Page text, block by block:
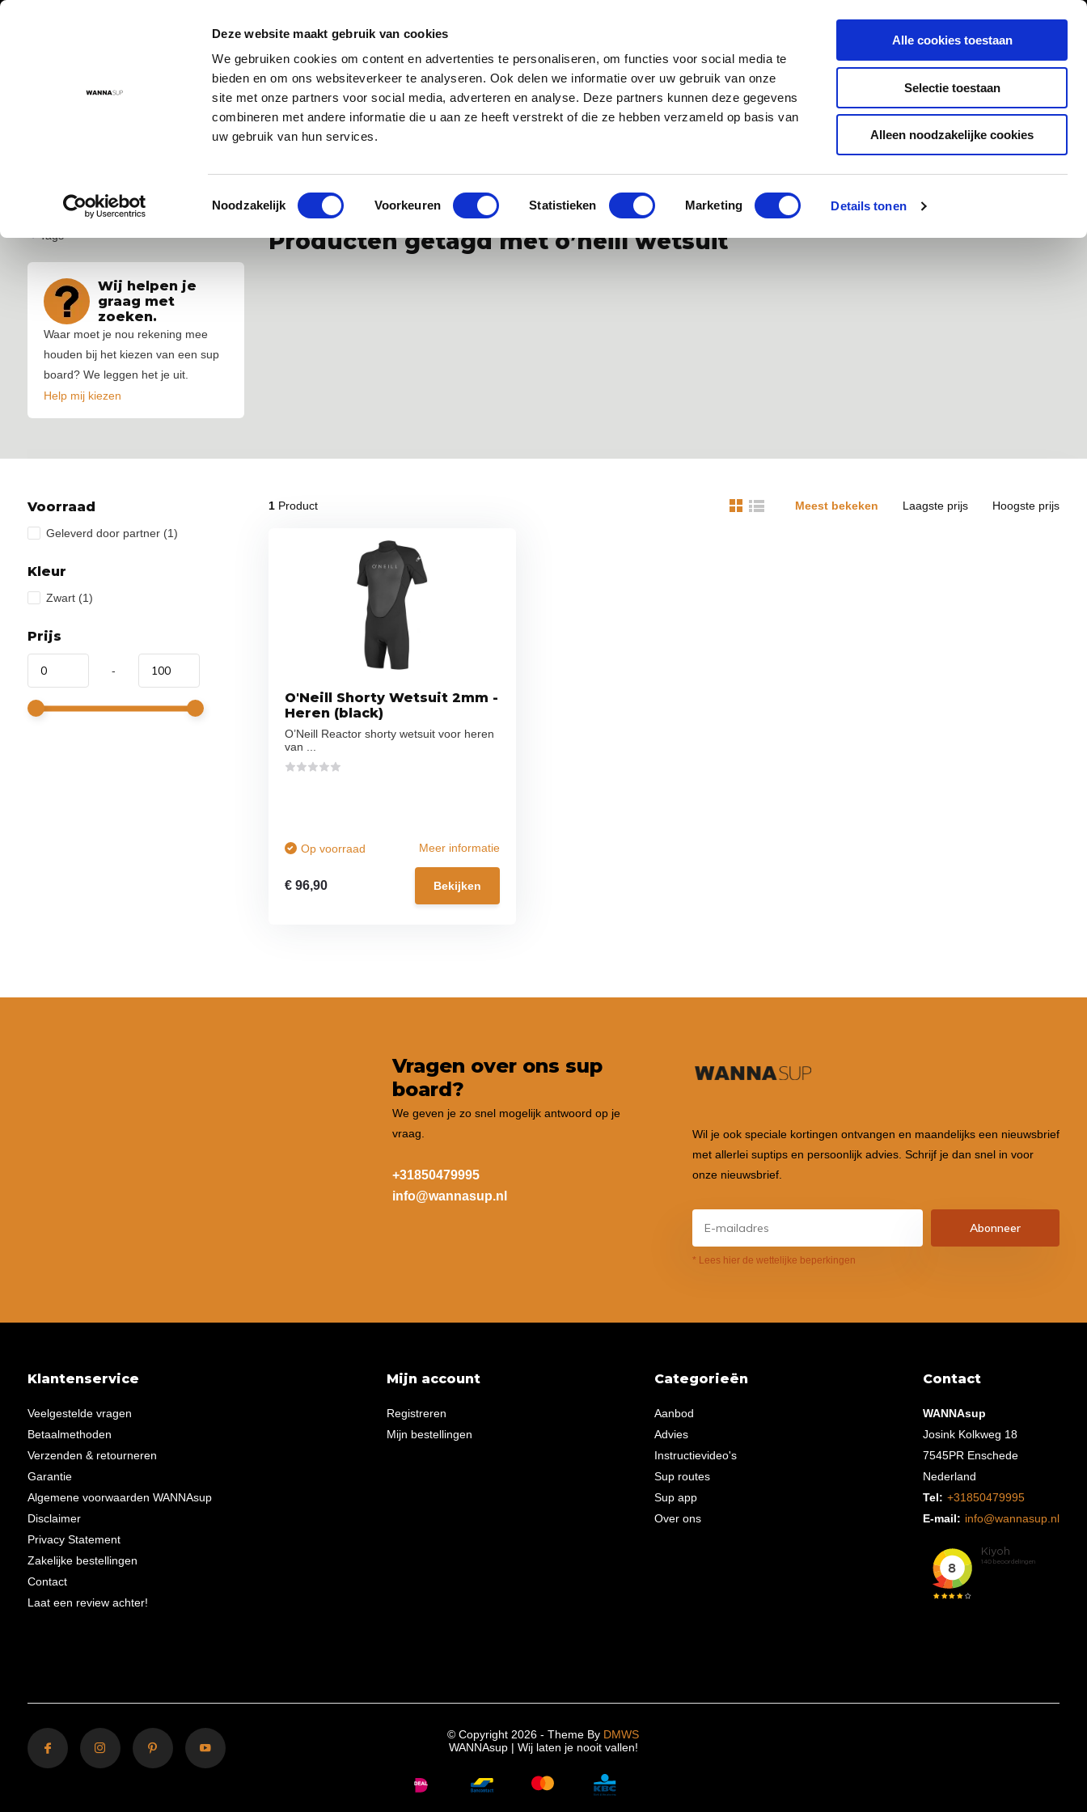
Deze website maakt gebruik van cookies
We gebruiken cookies om content en advertenties te personaliseren, om functies voor social media te
bieden en om ons websiteverkeer te analyseren. Ook delen we informatie over uw gebruik van onze
site met onze partners voor social media, adverteren en analyse. Deze partners kunnen deze gegevens
combineren met andere informatie die u aan ze heeft verstrekt of die ze hebben verzameld op basis van
uw gebruik van hun services.
Toestemmingsselectie
Noodzakelijk Voorkeuren Statistieken Marketing Details tonen
Alle cookies toestaan
Selectie toestaan
Alleen noodzakelijke cookies
Inloggen
Instructievideo's Contact
Voor 17:00 besteld = morgen in huis! De nr. 1 SUP board specialist van Europa Klanten geven ons een 9,5/10
Tags
Wij helpen je
graag met
zoeken.
Waar moet je nou rekening mee
houden bij het kiezen van een sup
board? We leggen het je uit.
Help mij kiezen
Producten getagd met o’neill wetsuit
Voorraad
Geleverd door partner (1)
Kleur
Zwart (1)
Prijs
-
1Product Meest bekeken Laagste prijs Hoogste prijs
O'Neill Shorty Wetsuit 2mm -
Heren (black)
O’Neill Reactor shorty wetsuit voor heren
van ...
Op voorraad Meer informatie
€ 96,90 Bekijken
Vragen over ons sup
board?
We geven je zo snel mogelijk antwoord op je
vraag.
+31850479995
info@wannasup.nl
Wil je ook speciale kortingen ontvangen en maandelijks een nieuwsbrief
met allerlei suptips en persoonlijk advies. Schrijf je dan snel in voor
onze nieuwsbrief.
Abonneer
* Lees hier de wettelijke beperkingen
Klantenservice
Veelgestelde vragen
Betaalmethoden
Verzenden & retourneren
Garantie
Algemene voorwaarden WANNAsup
Disclaimer
Privacy Statement
Zakelijke bestellingen
Contact
Laat een review achter!
Mijn account
Registreren
Mijn bestellingen
Categorieën
Aanbod
Advies
Instructievideo's
Sup routes
Sup app
Over ons
Contact
WANNAsup
Josink Kolkweg 18
7545PR Enschede
Nederland
Tel: +31850479995
E-mail: info@wannasup.nl
© Copyright 2026 - Theme By DMWS
WANNAsup | Wij laten je nooit vallen!